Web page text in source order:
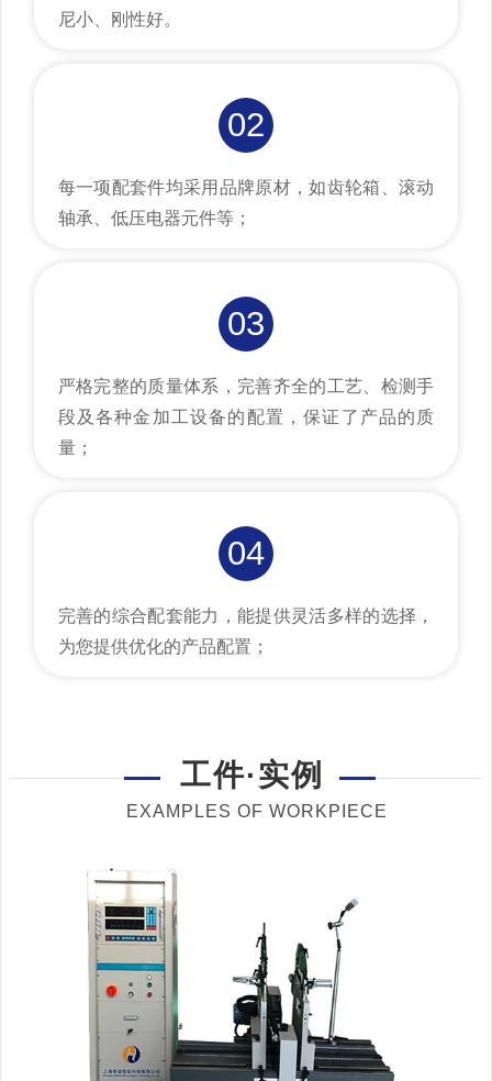
尼小、刚性好。
02
每一项配套件均采用品牌原材，如齿轮箱、滚动
轴承、低压电器元件等；
03
严格完整的质量体系，完善齐全的工艺、检测手
段及各种金加工设备的配置，保证了产品的质
量；
04
完善的综合配套能力，能提供灵活多样的选择，
为您提供优化的产品配置；
工件·实例
EXAMPLES OF WORKPIECE